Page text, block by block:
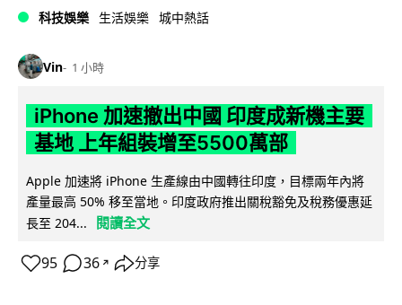
科技娛樂 生活娛樂 城中熱話
Vin 1 小時
iPhone 加速撤出中國 印度成新機主要
基地 上年組裝增至5500萬部
Apple 加速將 iPhone 生產線由中國轉往印度，目標兩年內將
產量最高 50% 移至當地。印度政府推出關稅豁免及稅務優惠延
長至 204...
閱讀全文
95 36 ↗ 分享